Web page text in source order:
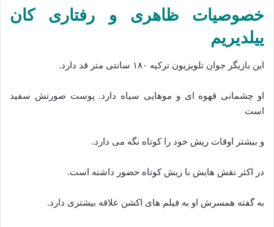
خصوصیات ظاهری و رفتاری کان
ییلدیریم
این بازیگر جوان تلویزیون ترکیه ۱۸۰ سانتی متر قد دارد.
او چشمانی قهوه ای و موهایی سیاه دارد. پوست صورتش سفید
است
و بیشتر اوقات ریش خود را کوتاه نگه می دارد.
در اکثر نقش هایش با ریش کوتاه حضور داشته است.
به گفته همسرش او به فیلم های اکشن علاقه بیشتری دارد.